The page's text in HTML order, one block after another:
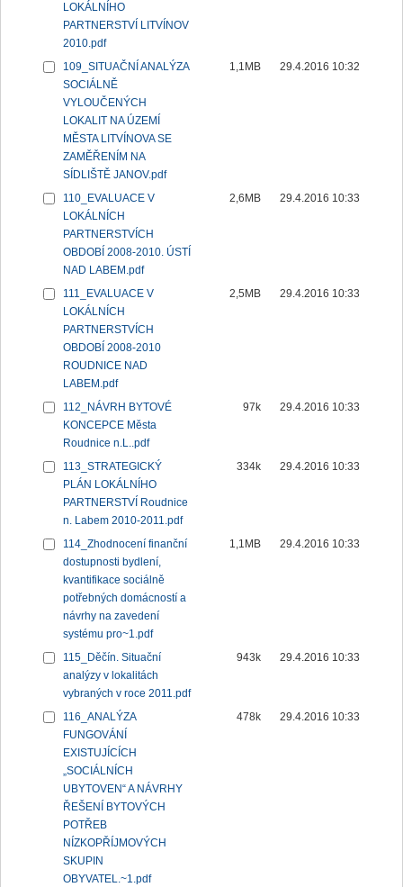
LOKÁLNÍHO
PARTNERSTVÍ LITVÍNOV
2010.pdf
109_SITUAČNÍ ANALÝZA
SOCIÁLNĚ
VYLOUČENÝCH
LOKALIT NA ÚZEMÍ
MĚSTA LITVÍNOVA SE
ZAMĚŘENÍM NA
SÍDLIŠTĚ JANOV.pdf
1,1MB 29.4.2016 10:32
110_EVALUACE V
LOKÁLNÍCH
PARTNERSTVÍCH
OBDOBÍ 2008-2010. ÚSTÍ
NAD LABEM.pdf
2,6MB 29.4.2016 10:33
111_EVALUACE V
LOKÁLNÍCH
PARTNERSTVÍCH
OBDOBÍ 2008-2010
ROUDNICE NAD
LABEM.pdf
2,5MB 29.4.2016 10:33
112_NÁVRH BYTOVÉ
KONCEPCE Města
Roudnice n.L..pdf
97k 29.4.2016 10:33
113_STRATEGICKÝ
PLÁN LOKÁLNÍHO
PARTNERSTVÍ Roudnice
n. Labem 2010-2011.pdf
334k 29.4.2016 10:33
114_Zhodnocení finanční
dostupnosti bydlení,
kvantifikace sociálně
potřebných domácností a
návrhy na zavedení
systému pro~1.pdf
1,1MB 29.4.2016 10:33
115_Děčín. Situační
analýzy v lokalitách
vybraných v roce 2011.pdf
943k 29.4.2016 10:33
116_ANALÝZA
FUNGOVÁNÍ
EXISTUJÍCÍCH
„SOCIÁLNÍCH
UBYTOVEN“ A NÁVRHY
ŘEŠENÍ BYTOVÝCH
POTŘEB
NÍZKOPŘÍJMOVÝCH
SKUPIN
OBYVATEL.~1.pdf
478k 29.4.2016 10:33